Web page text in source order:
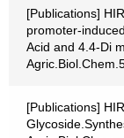
[Publications]
promoter-
Acid and 4.4-Di
[Publications]